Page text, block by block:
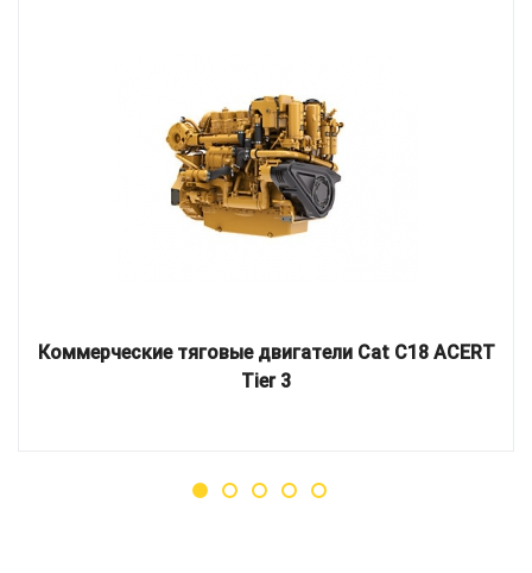
Коммерческие тяговые двигатели Cat C18 ACERT
Tier 3